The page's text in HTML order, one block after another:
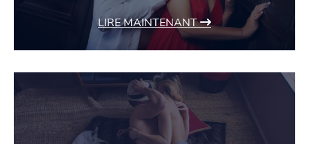
LIRE MAINTENANT